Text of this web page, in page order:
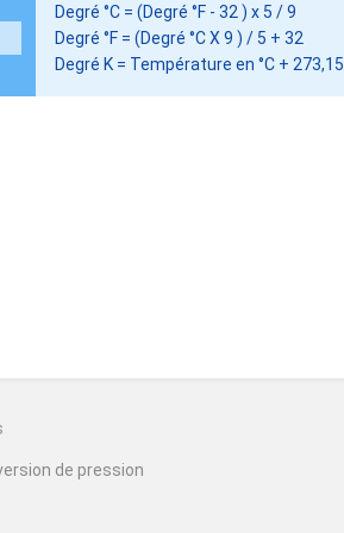
Degré °C = (Degré °F - 32 ) x 5 / 9
Degré °F = (Degré °C X 9 ) / 5 + 32
Degré K = Température en °C + 273,15
de pression